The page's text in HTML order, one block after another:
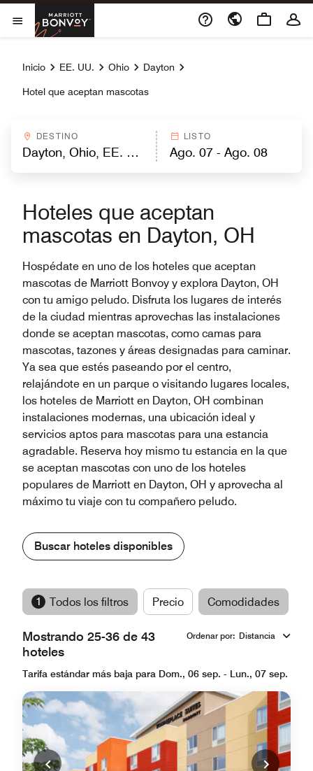
Skip to Content
Abrir el menú
Marriott Bonvoy
Inicio EE. UU. Ohio Dayton
Hotel que aceptan mascotas
DESTINO LISTO
Hoteles que aceptan
mascotas en Dayton, OH
Hospédate en uno de los hoteles que aceptan
mascotas de Marriott Bonvoy y explora Dayton, OH
con tu amigo peludo. Disfruta los lugares de interés
de la ciudad mientras aprovechas las instalaciones
donde se aceptan mascotas, como camas para
mascotas, tazones y áreas designadas para caminar.
Ya sea que estés paseando por el centro,
relajándote en un parque o visitando lugares locales,
los hoteles de Marriott en Dayton, OH combinan
instalaciones modernas, una ubicación ideal y
servicios aptos para mascotas para una estancia
agradable. Reserva hoy mismo tu estancia en la que
se aceptan mascotas con uno de los hoteles
populares de Marriott en Dayton, OH y aprovecha al
máximo tu viaje con tu compañero peludo.
Buscar hoteles disponibles
1 Todos los filtros Precio Comodidades
Mostrando 25-36 de 43
hoteles
Ordenar por: Distancia
Tarifa estándar más baja para Dom., 06 sep. - Lun., 07 sep.